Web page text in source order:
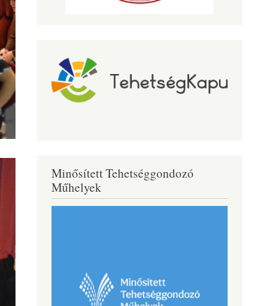
Minősített Tehetséggondozó
Műhelyek